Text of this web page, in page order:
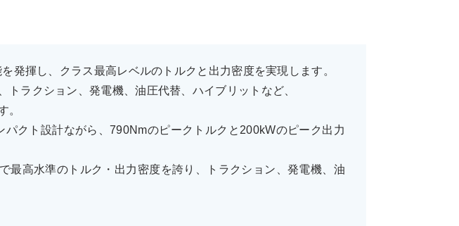
発揮し、クラス最高レベルのトルクと出力密度を実現します。
ラクション、発電機、油圧代替、ハイブリットなど、
。
クト設計ながら、790Nmのピークトルクと200kWのピーク出力
最高水準のトルク・出力密度を誇り、トラクション、発電機、油